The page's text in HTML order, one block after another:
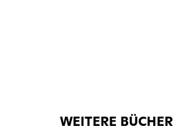
WEITERE